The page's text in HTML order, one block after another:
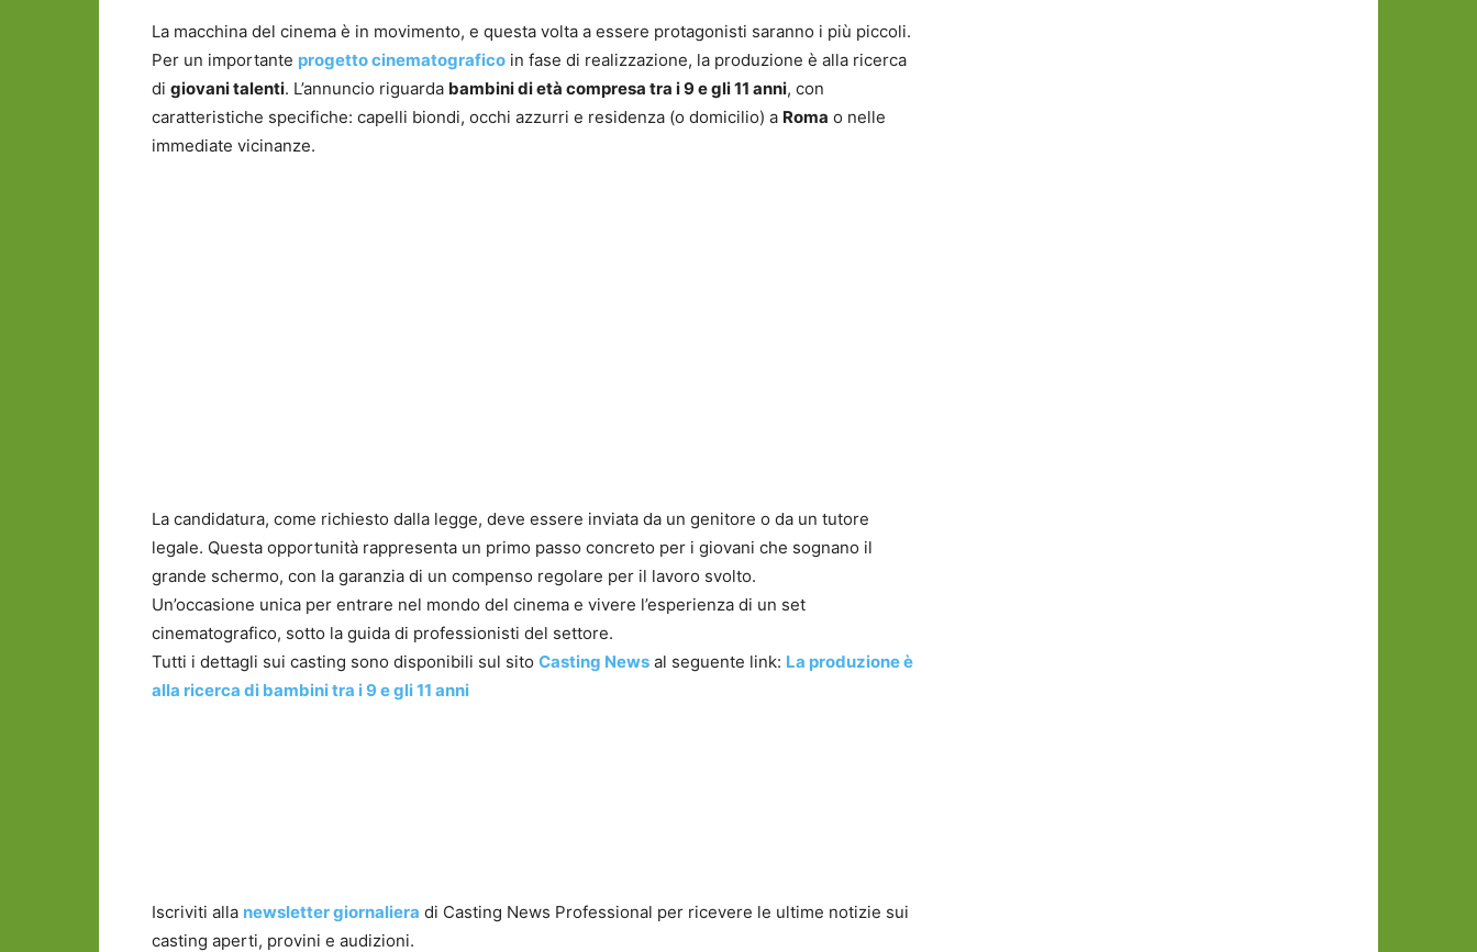
La macchina del cinema è in movimento, e questa volta a essere protagonisti saranno i più piccoli.
Per un importante progetto cinematografico in fase di realizzazione, la produzione è alla ricerca
di giovani talenti. L’annuncio riguarda bambini di età compresa tra i 9 e gli 11 anni, con
caratteristiche specifiche: capelli biondi, occhi azzurri e residenza (o domicilio) a Roma o nelle
immediate vicinanze.
La candidatura, come richiesto dalla legge, deve essere inviata da un genitore o da un tutore
legale. Questa opportunità rappresenta un primo passo concreto per i giovani che sognano il
grande schermo, con la garanzia di un compenso regolare per il lavoro svolto.
Un’occasione unica per entrare nel mondo del cinema e vivere l’esperienza di un set
cinematografico, sotto la guida di professionisti del settore.
Tutti i dettagli sui casting sono disponibili sul sito Casting News al seguente link: La produzione è
alla ricerca di bambini tra i 9 e gli 11 anni
Iscriviti alla newsletter giornaliera di Casting News Professional per ricevere le ultime notizie sui
casting aperti, provini e audizioni.